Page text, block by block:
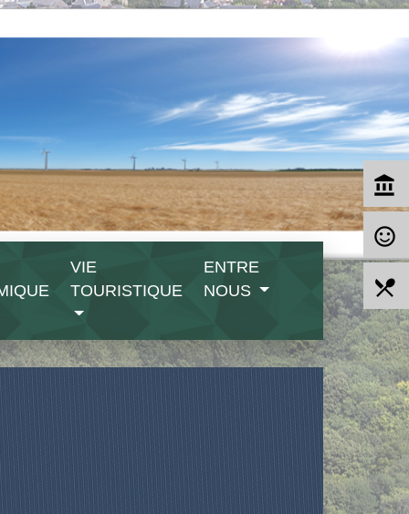
VIE
TOURISTIQUE
ENTRE
NOUS
account_balance
sentiment_satisfied_alt
local_dining